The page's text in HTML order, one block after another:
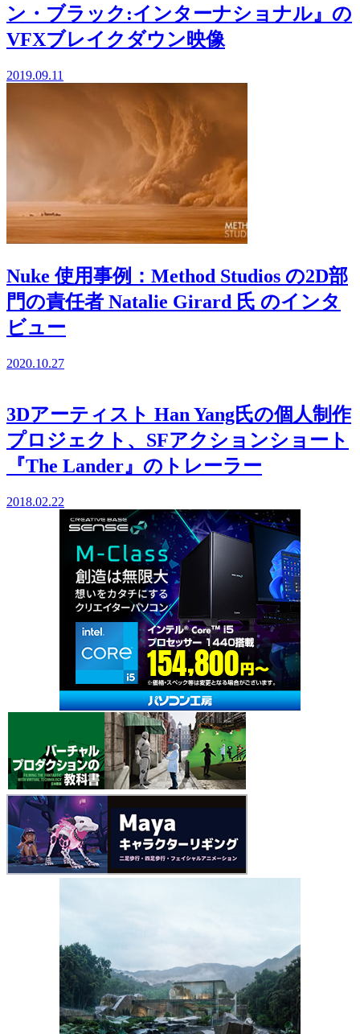
ン・ブラック:インターナショナル』の
VFXブレイクダウン映像
2019.09.11
Nuke 使用事例：Method Studios の2D部
門の責任者 Natalie Girard 氏 のインタ
ビュー
2020.10.27
3Dアーティスト Han Yang氏の個人制作
プロジェクト、SFアクションショート
『The Lander』のトレーラー
2018.02.22